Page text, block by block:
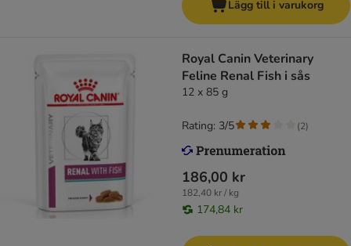
Lägg till i varukorg
Royal Canin Veterinary
Feline Renal Fish i sås
12 x 85 g
186,00 kr
182,40 kr / kg
174,84 kr
Rating: 3/5 (2)